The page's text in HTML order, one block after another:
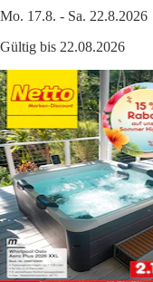
Mo. 17.8. - Sa. 22.8.2026
Gültig bis 22.08.2026